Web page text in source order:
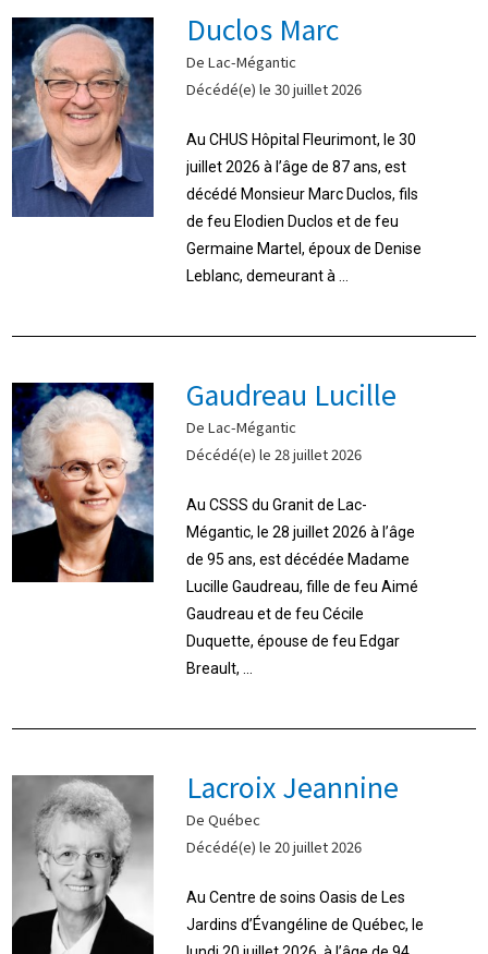
Duclos Marc
De Lac-Mégantic
Décédé(e) le 30 juillet 2026
Au CHUS Hôpital Fleurimont, le 30
juillet 2026 à l’âge de 87 ans, est
décédé Monsieur Marc Duclos, fils
de feu Elodien Duclos et de feu
Germaine Martel, époux de Denise
Leblanc, demeurant à ...
Gaudreau Lucille
De Lac-Mégantic
Décédé(e) le 28 juillet 2026
Au CSSS du Granit de Lac-
Mégantic, le 28 juillet 2026 à l’âge
de 95 ans, est décédée Madame
Lucille Gaudreau, fille de feu Aimé
Gaudreau et de feu Cécile
Duquette, épouse de feu Edgar
Breault, ...
Lacroix Jeannine
De Québec
Décédé(e) le 20 juillet 2026
Au Centre de soins Oasis de Les
Jardins d’Évangéline de Québec, le